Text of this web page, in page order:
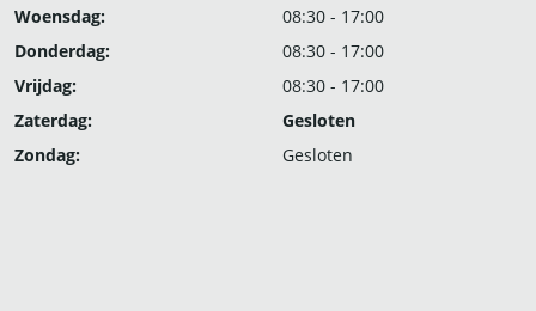
Woensdag:
08:30 - 17:00
Donderdag:
08:30 - 17:00
Vrijdag:
08:30 - 17:00
Zaterdag:
Gesloten
Zondag:
Gesloten